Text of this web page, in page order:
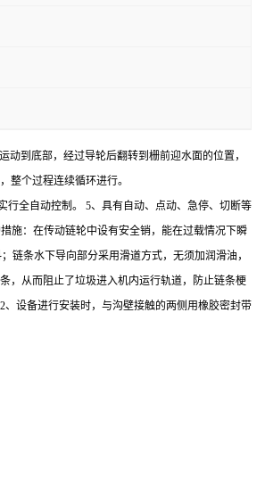
到底部，经过导轮后翻转到栅前迎水面的位置，
整个过程连续循环进行。
全自动控制。 5、具有自动、点动、急停、切断等
施：在传动链轮中设有安全销，能在过载情况下瞬
条水下导向部分采用滑道方式，无须加润滑油，
，从而阻止了垃圾进入机内运行轨道，防止链条梗
设备进行安装时，与沟壁接触的两侧用橡胶密封带